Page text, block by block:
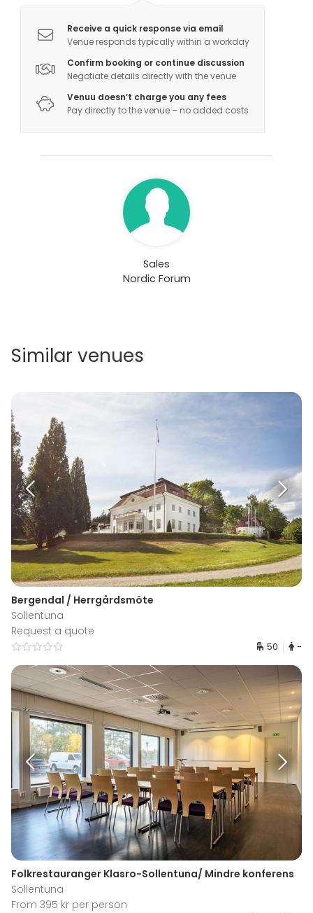
Receive a quick response via email
Venue responds typically within a workday
Confirm booking or continue discussion
Negotiate details directly with the venue
Venuu doesn’t charge you any fees
Pay directly to the venue – no added costs
Sales
Nordic Forum
Similar venues
Bergendal / Herrgårdsmöte
Sollentuna
Request a quote
50 -
Folkrestauranger Klasro-Sollentuna/ Mindre konferens
Sollentuna
From 395 kr per person